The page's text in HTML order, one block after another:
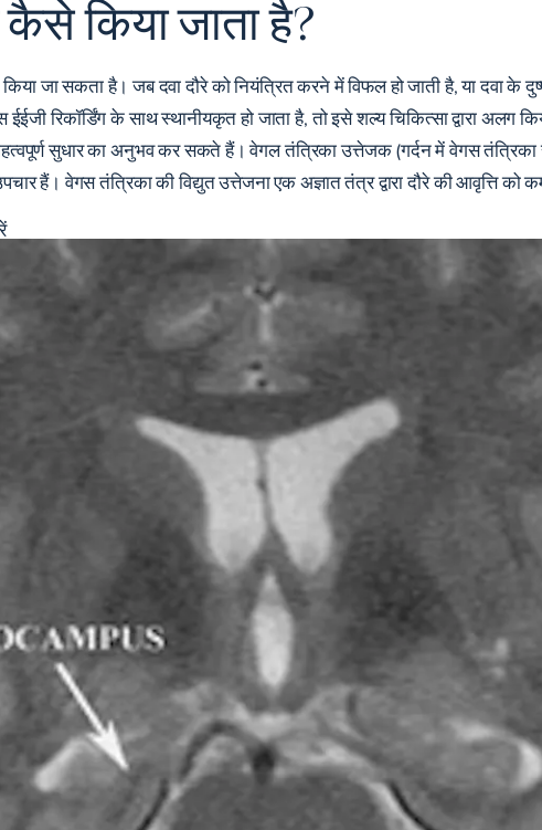
कैसे किया जाता है?
जा सकता है। जब दवा दौरे को नियंत्रित करने में विफल हो जाती है, या दवा के
रिकॉर्डिंग के साथ स्थानीयकृत हो जाता है, तो इसे शल्य चिकित्सा द्वारा अलग
सुधार का अनुभव कर सकते हैं। वेगल तंत्रिका उत्तेजक (गर्दन में वेगस
हैं। वेगस तंत्रिका की विद्युत उत्तेजना एक अज्ञात तंत्र द्वारा दौरे की आवृत्ति